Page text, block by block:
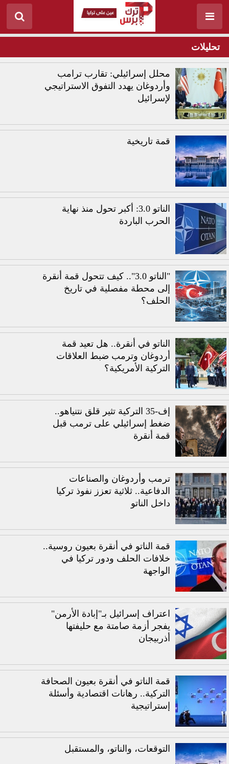
تحليلات
محلل إسرائيلي: تقارب ترامب
وأردوغان يهدد التفوق الاستراتيجي
لإسرائيل
قمة تاريخية
الناتو 3.0: أكبر تحول منذ نهاية
الحرب الباردة
"الناتو 3.0".. كيف تتحول قمة أنقرة
إلى محطة مفصلية في تاريخ
الحلف؟
الناتو في أنقرة.. هل تعيد قمة
أردوغان وترمب ضبط العلاقات
التركية الأمريكية؟
إف-35 التركية تثير قلق نتنياهو..
ضغط إسرائيلي على ترمب قبل
قمة أنقرة
ترمب وأردوغان والصناعات
الدفاعية.. ثلاثية تعزز نفوذ تركيا
داخل الناتو
قمة الناتو في أنقرة بعيون روسية..
خلافات الحلف ودور تركيا في
الواجهة
اعتراف إسرائيل بـ"إبادة الأرمن"
يفجر أزمة صامتة مع حليفتها
أذربيجان
قمة الناتو في أنقرة بعيون الصحافة
التركية.. رهانات اقتصادية وأسئلة
إستراتيجية
التوقعات، والناتو، والمستقبل